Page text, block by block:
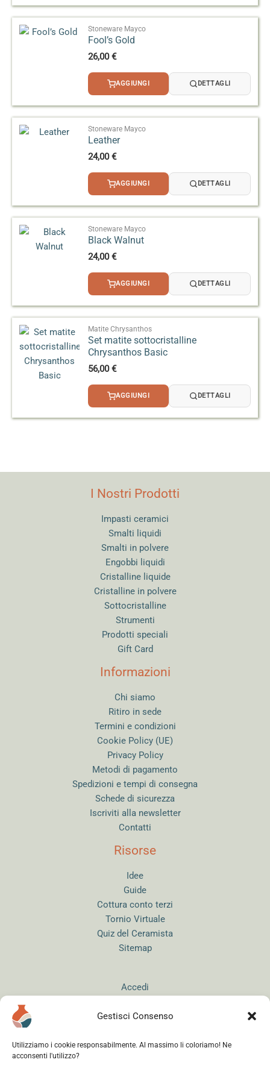
Gestisci Consenso
Utilizziamo i cookie responsabilmente. Al massimo li coloriamo! Ne
acconsenti l'utilizzo?
produzione finale, soprattutto in caso di
sovrapposizioni con altri smalti.
Stoneware Mayco
Fool’s Gold
26,00€
AGGIUNGI DETTAGLI
Stoneware Mayco
Leather
24,00€
AGGIUNGI DETTAGLI
Stoneware Mayco
Black Walnut
24,00€
AGGIUNGI DETTAGLI
Matite Chrysanthos
Set matite sottocristalline
Chrysanthos Basic
56,00€
AGGIUNGI DETTAGLI
I Nostri Prodotti
Impasti ceramici
Smalti liquidi
Smalti in polvere
Engobbi liquidi
Cristalline liquide
Cristalline in polvere
Sottocristalline
Strumenti
Prodotti speciali
Gift Card
Informazioni
Chi siamo
Ritiro in sede
Termini e condizioni
Cookie Policy (UE)
Privacy Policy
Metodi di pagamento
Spedizioni e tempi di consegna
Schede di sicurezza
Iscriviti alla newsletter
Contatti
Risorse
Idee
Guide
Cottura conto terzi
Tornio Virtuale
Quiz del Ceramista
Sitemap
Accedi